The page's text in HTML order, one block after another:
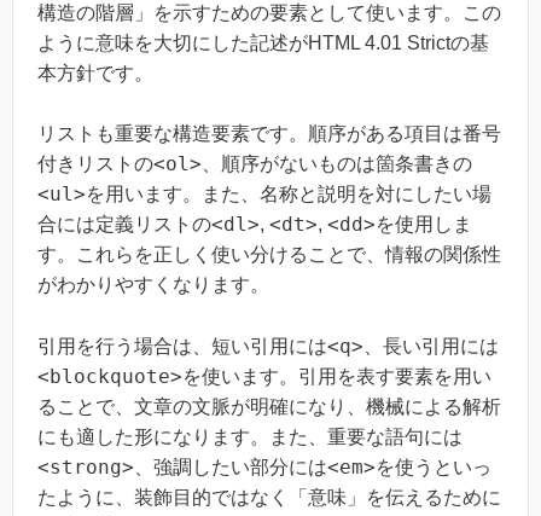
構造の階層」を示すための要素として使います。この
ように意味を大切にした記述がHTML 4.01 Strictの基
本方針です。
リストも重要な構造要素です。順序がある項目は番号
付きリストの<ol>、順序がないものは箇条書きの
<ul>を用います。また、名称と説明を対にしたい場
合には定義リストの<dl>, <dt>, <dd>を使用しま
す。これらを正しく使い分けることで、情報の関係性
がわかりやすくなります。
引用を行う場合は、短い引用には<q> 、長い引用には
<blockquote>を使います。引用を表す要素を用い
ることで、文章の文脈が明確になり、機械による解析
にも適した形になります。また、重要な語句には
<strong> 、強調したい部分には<em>を使うといっ
たように、装飾目的ではなく「意味」を伝えるために